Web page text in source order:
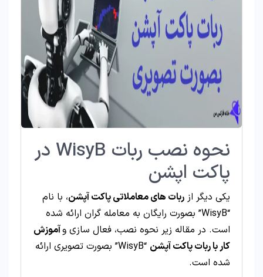
نحوه نصب ربات WisyB در
پاکت اپشن
یکی دیگر از ربات های معاملاتی پاکت آپشن، با نام
“WisyB” بصورت رایگان به معامله گران ارائه شده
است. در مقاله زیر نحوه نصب، فعال سازی وآموزش
کار با ربات پاکت آپشن
“WisyB” بصورت تصویری ارائه
شده است.